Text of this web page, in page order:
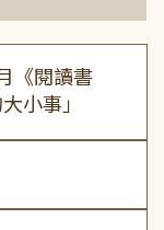
《閱讀書
小事」